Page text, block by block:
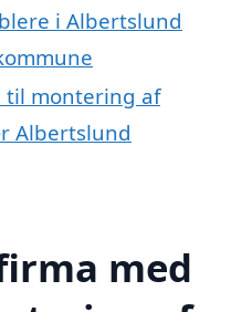
i Albertslund
til montering af
Albertslund
med